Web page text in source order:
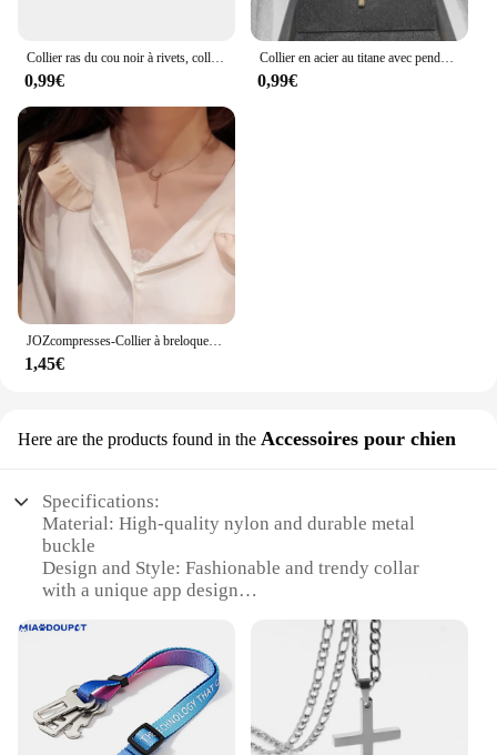
Collier ras du cou noir à rivets, collier gothique en Faux cuir Punk Rock pour femmes et filles, Costume Harajuku, bijoux gothiques
0,99€
Collier en acier au titane avec pendentif croix plaqué or pour hommes et femmes, accessoires de bijoux
0,99€
JOZcompresses-Collier à breloques étoile pointue pour femmes, lecture de cristal simple, clavicule délicate, bijoux à la mode, vente en gros, 2023
1,45€
Here are the products found in the Accessoires pour chien
Specifications:
Material: High-quality nylon and durable metal
buckle
Design and Style: Fashionable and trendy collar
with a unique app design
outdoor activities
Applicable Scenario: Suitable for all dog breeds and
sizes
Performance and Property: Comfortable fit with
adjustable sizing
Parts and Accessories: Includes a matching leash